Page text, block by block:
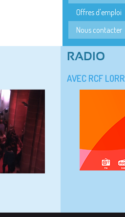
Offres d'emploi
Nous contacter
RADIO
AVEC RCF